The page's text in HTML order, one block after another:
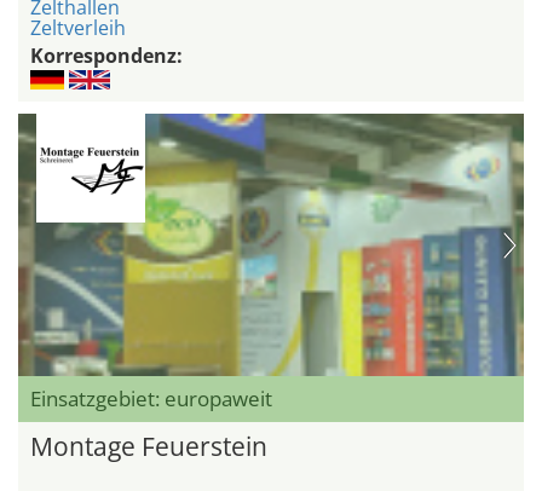
Zelthallen
Zeltverleih
Korrespondenz:
Einsatzgebiet: europaweit
Montage Feuerstein